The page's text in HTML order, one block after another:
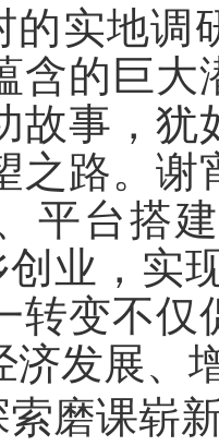
的实地调
含的巨大
故事，
之路。谢
平台搭
创业，实
转变不仅
济发展、
磨课崭